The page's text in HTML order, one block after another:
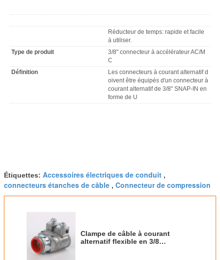
Réducteur de temps: rapide et facile
à utiliser.
Type de produit
3/8" connecteur à accélérateur AC/M
C
Définition
Les connecteurs à courant alternatif d
oivent être équipés d'un connecteur à
courant alternatif de 3/8" SNAP-IN en
forme de U
Étiquettes: Accessoires électriques de conduit ,
connecteurs étanches de câble , Connecteur de compression
Clampe de câble à courant
alternatif flexible en 3/8